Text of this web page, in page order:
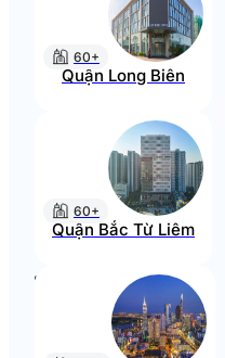
60+
Quận Long Biên
60+
Quận Bắc Từ Liêm